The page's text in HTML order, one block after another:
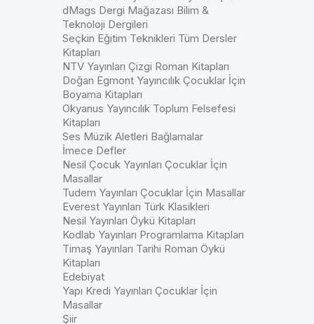
dMags Dergi Mağazası Bilim &
Teknoloji Dergileri
Seçkin Eğitim Teknikleri Tüm Dersler
Kitapları
NTV Yayınları Çizgi Roman Kitapları
Doğan Egmont Yayıncılık Çocuklar İçin
Boyama Kitapları
Okyanus Yayıncılık Toplum Felsefesi
Kitapları
Ses Müzik Aletleri Bağlamalar
İmece Defler
Nesil Çocuk Yayınları Çocuklar İçin
Masallar
Tudem Yayınları Çocuklar İçin Masallar
Everest Yayınları Türk Klasikleri
Nesil Yayınları Öykü Kitapları
Kodlab Yayınları Programlama Kitapları
Timaş Yayınları Tarihi Roman Öykü
Kitapları
Edebiyat
Yapı Kredi Yayınları Çocuklar İçin
Masallar
Şiir